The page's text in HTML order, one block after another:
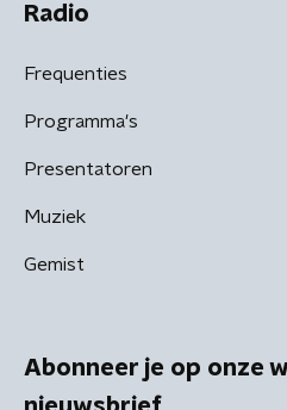
Radio
Frequenties
Programma's
Presentatoren
Muziek
Gemist
Abonneer je op onze